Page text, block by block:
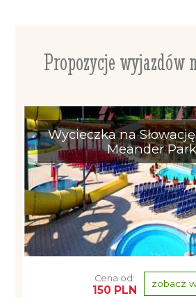
Propozycje wyjazdów
Wycieczka na
Meander
Cena od:
150 PLN zobacz